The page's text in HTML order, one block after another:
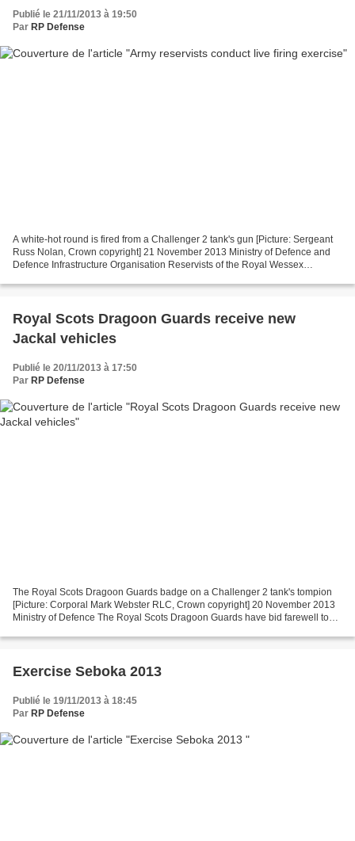
Publié le 21/11/2013 à 19:50
Par RP Defense
A white-hot round is fired from a Challenger 2 tank's gun [Picture: Sergeant
Russ Nolan, Crown copyright] 21 November 2013 Ministry of Defence and
Defence Infrastructure Organisation Reservists of the Royal Wessex
Royal Scots Dragoon Guards receive new
Jackal vehicles
Publié le 20/11/2013 à 17:50
Par RP Defense
The Royal Scots Dragoon Guards badge on a Challenger 2 tank's tompion
[Picture: Corporal Mark Webster RLC, Crown copyright] 20 November 2013
Ministry of Defence The Royal Scots Dragoon Guards have bid farewell to
Exercise Seboka 2013
Publié le 19/11/2013 à 18:45
Par RP Defense